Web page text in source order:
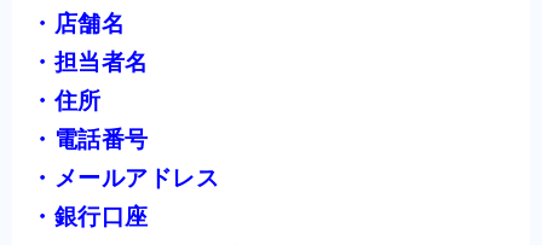
・店舗名
・担当者名
・住所
・電話番号
・メールアドレス
・銀行口座